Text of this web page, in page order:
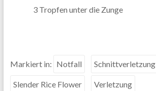
3 Tropfen unter die Zunge
Markiert in: Notfall Schnittverletzung
Slender Rice Flower Verletzung